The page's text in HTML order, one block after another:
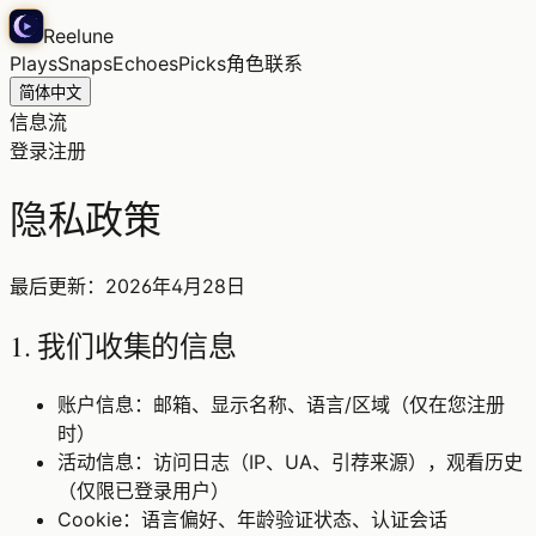
Reelune
PlaysSnapsEchoesPicks角色联系
简体中文
信息流
登录注册
隐私政策
最后更新：2026年4月28日
1. 我们收集的信息
账户信息：邮箱、显示名称、语言/区域（仅在您注册
时）
活动信息：访问日志（IP、UA、引荐来源），观看历史
（仅限已登录用户）
Cookie：语言偏好、年龄验证状态、认证会话